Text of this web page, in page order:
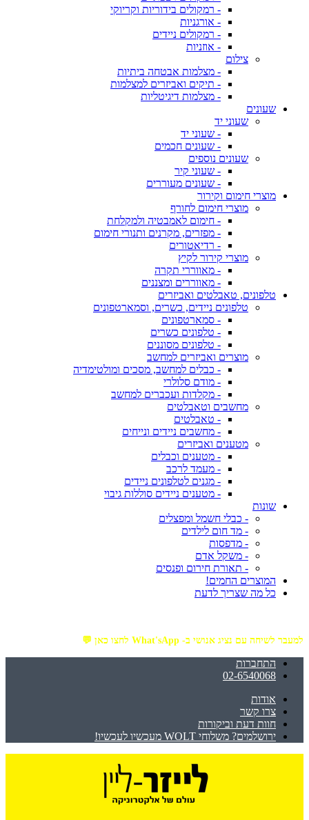
- רמקולים בידוריות וקריוקי
- אורגניות
- רמקולים ניידים
- אוזניות
צילום
- מצלמות אבטחה ביתיות
- תיקים ואביזרים למצלמות
- מצלמות דיגיטליות
שעונים
שעוני יד
- שעוני יד
- שעונים חכמים
שעונים נוספים
- שעוני קיר
- שעונים מעוררים
מוצרי חימום וקירור
מוצרי חימום לחורף
- חימום לאמבטיה ולמקלחת
- מפזרים, מקרנים ותנורי חימום
- רדיאטורים
מוצרי קירור לקיץ
- מאווררי תקרה
- מאווררים ומצננים
טלפונים, טאבלטים ואביזרים
טלפונים ניידים, כשרים, וסמארטפונים
- סמארטפונים
- טלפונים כשרים
- טלפונים מסוננים
מוצרים ואביזרים למחשב
- כבלים למחשב, מסכים ומולטימדיה
- מודם סלולרי
- מקלדות ועכברים למחשב
מחשבים וטאבלטים
- טאבלטים
- מחשבים ניידים ונייחים
מטענים ואביזרים
- מטענים וכבלים
- מעמד לרכב
- מגנים לטלפונים ניידים
- מטענים ניידים סוללות גיבוי
שונות
- כבלי חשמל ומפצלים
- מד חום לילדים
- מדפסות
- משקל אדם
- תאורת חירום ופנסים
המוצרים החמים!
כל מה שצריך לדעת
למעבר לשיחה עם נציג אנושי ב- What'sApp לחצו כאן 💬
התחברות
02-6540068
אודות
צרו קשר
חוות דעת וביקורות
ירושלמים? משלוחי WOLT מעכשיו לעכשיו!